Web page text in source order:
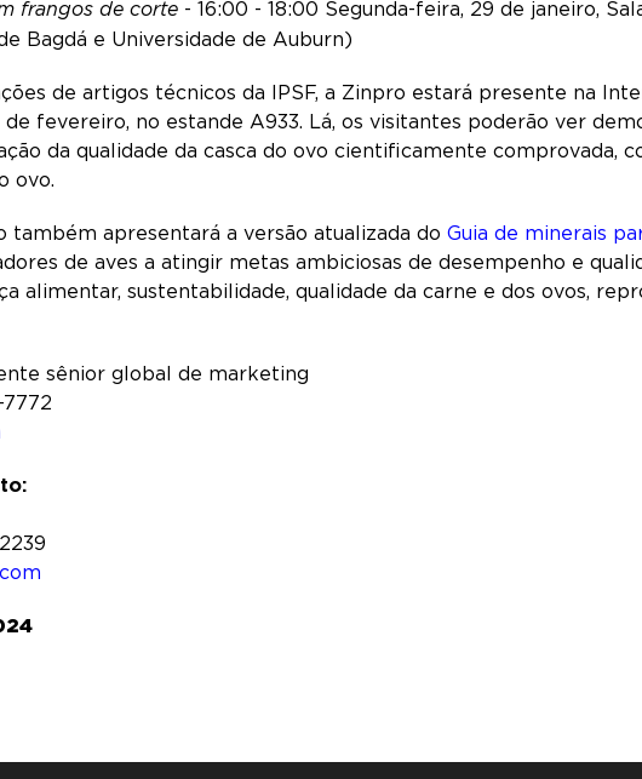
frangos de corte - 16:00 - 18:00 Segunda-feira, 29 de janeiro,
Bagdá e Universidade de Auburn)
de artigos técnicos da IPSF, a Zinpro estará presente na
de fevereiro, no estande A933. Lá, os visitantes poderão ver
da qualidade da casca do ovo cientificamente comprovada,
ovo.
também apresentará a versão atualizada do Guia de minerais
de aves a atingir metas ambiciosas de desempenho e
alimentar, sustentabilidade, qualidade da carne e dos ovos,
sênior global de marketing